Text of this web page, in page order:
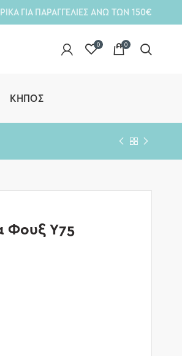
ΓΙΑ ΠΑΡΑΓΓΕΛΙΕΣ ΑΝΩ ΤΩΝ 150€
0 0
ΚΉΠΟΣ
Φουξ Υ75